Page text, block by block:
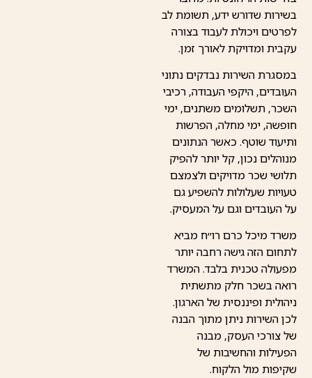
בשירות שדורש ידע, תשומת לב
לפרטים ויכולת לעבוד בצורה
עקבית ומדויקת לאורך זמן.
במסגרת השירות נבדקים נתוני
העובדים, היקפי העבודה, רכיבי
השכר, תשלומים משתנים, ימי
חופשה, ימי מחלה, הפרשות
ותיעוד שוטף. כאשר הנתונים
מנוהלים נכון, קל יותר להפיק
תלושי שכר מדויקים ולצמצם
טעויות שעלולות להשפיע גם
על העובדים וגם על המעסיק.
משרד מיכל כרם רו״ח מביא
לתחום הזה גישה רחבה יותר
מפעולה טכנית בלבד. המשרד
רואה בשכר חלק מתשתית
ניהולית ופיננסית של הארגון.
לכן השירות ניתן מתוך הבנה
של צורכי העסק, מבנה
הפעילות והחשיבות של
שקיפות מול הלקוח.